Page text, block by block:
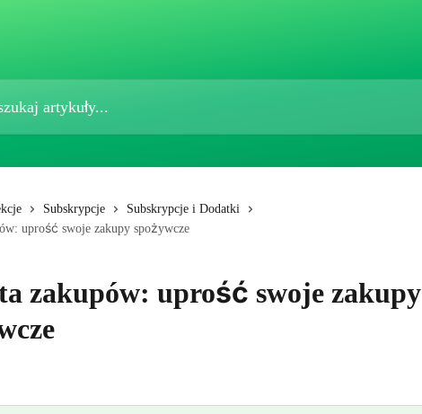
Subskrypcje
Subskrypcje i Dodatki
uprość swoje zakupy spożywcze
zakupów: uprość swoje zakupy